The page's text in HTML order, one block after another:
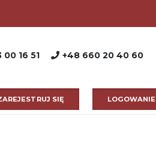
00 16 51 +48 660 20 40 60
SIĘ LOGOWANIE